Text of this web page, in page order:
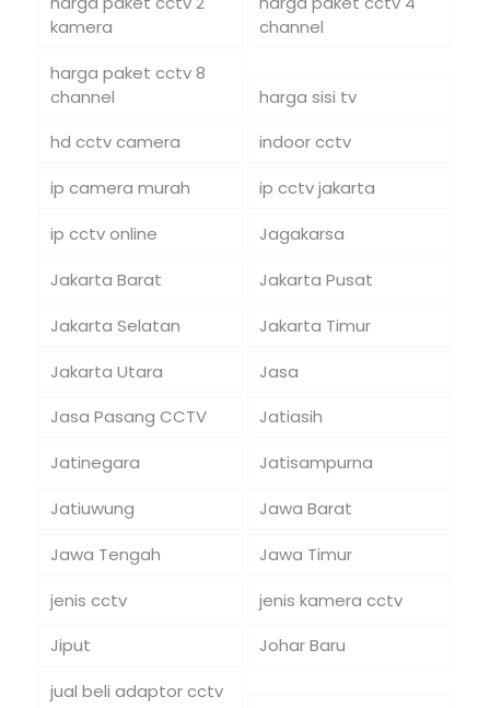
kamera
channel
harga paket cctv 8
channel
harga sisi tv
hd cctv camera
indoor cctv
ip camera murah
ip cctv jakarta
ip cctv online
Jagakarsa
Jakarta Barat
Jakarta Pusat
Jakarta Selatan
Jakarta Timur
Jakarta Utara
Jasa
Jasa Pasang CCTV
Jatiasih
Jatinegara
Jatisampurna
Jatiuwung
Jawa Barat
Jawa Tengah
Jawa Timur
jenis cctv
jenis kamera cctv
Jiput
Johar Baru
jual beli adaptor cctv